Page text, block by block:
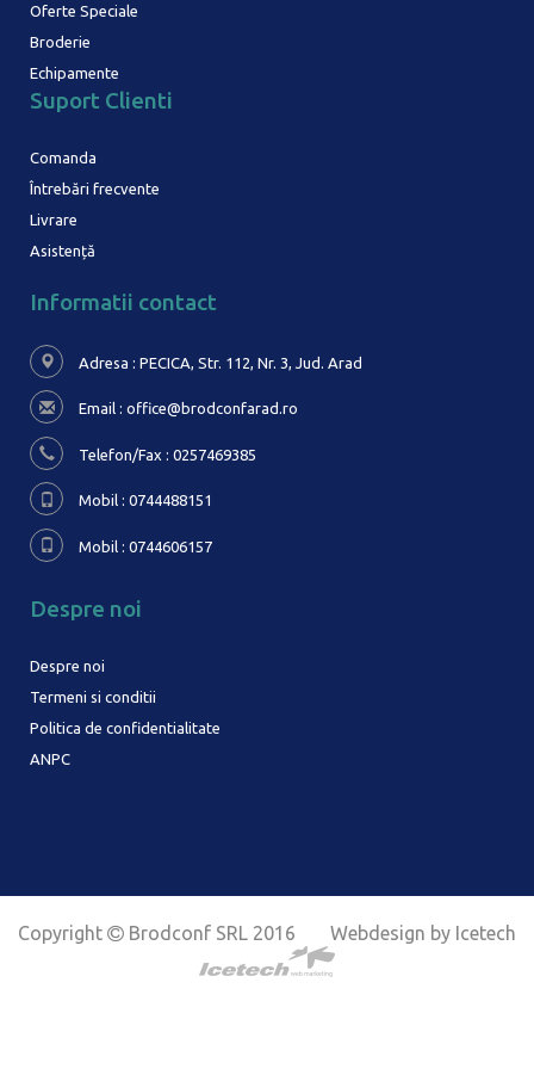
Oferte Speciale
Broderie
Echipamente
Suport Clienti
Comanda
Întrebări frecvente
Livrare
Asistență
Informatii contact
Adresa : PECICA, Str. 112, Nr. 3, Jud. Arad
Email : office@brodconfarad.ro
Telefon/Fax : 0257469385
Mobil : 0744488151
Mobil : 0744606157
Despre noi
Despre noi
Termeni si conditii
Politica de confidentialitate
ANPC
Copyright Brodconf SRL 2016 Webdesign by Icetech